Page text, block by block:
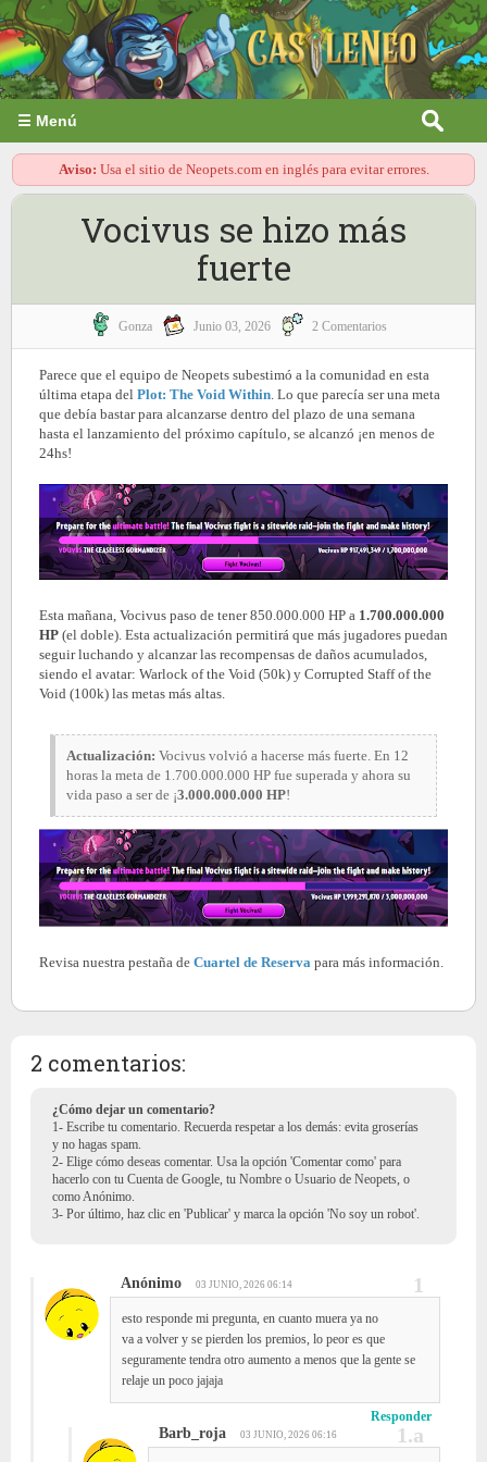
☰ Menú
Aviso: Usa el sitio de Neopets.com en inglés para evitar errores.
Vocivus se hizo más
fuerte
Gonza Junio 03, 2026 2 Comentarios
Parece que el equipo de Neopets subestimó a la comunidad en esta
última etapa del Plot: The Void Within . Lo que parecía ser una meta
que debía bastar para alcanzarse dentro del plazo de una semana
hasta el lanzamiento del próximo capítulo, se alcanzó ¡en menos de
24hs!
Esta mañana, Vocivus paso de tener 850.000.000 HP a 1.700.000.000
HP (el doble). Esta actualización permitirá que más jugadores puedan
seguir luchando y alcanzar las recompensas de daños acumulados,
siendo el avatar: Warlock of the Void (50k) y Corrupted Staff of the
Void (100k) las metas más altas.
Actualización: Vocivus volvió a hacerse más fuerte. En 12
horas la meta de 1.700.000.000 HP fue superada y ahora su
vida paso a ser de ¡3.000.000.000 HP!
Revisa nuestra pestaña de Cuartel de Reserva para más información.
2 comentarios:
¿Cómo dejar un comentario?
1- Escribe tu comentario. Recuerda respetar a los demás: evita groserías
y no hagas spam.
2- Elige cómo deseas comentar. Usa la opción 'Comentar como' para
hacerlo con tu Cuenta de Google, tu Nombre o Usuario de Neopets, o
como Anónimo.
3- Por último, haz clic en 'Publicar' y marca la opción 'No soy un robot'.
Anónimo 03 JUNIO, 2026 06:14
esto responde mi pregunta, en cuanto muera ya no
va a volver y se pierden los premios, lo peor es que
seguramente tendra otro aumento a menos que la gente se
relaje un poco jajaja
Responder
Barb_roja 03 JUNIO, 2026 06:16